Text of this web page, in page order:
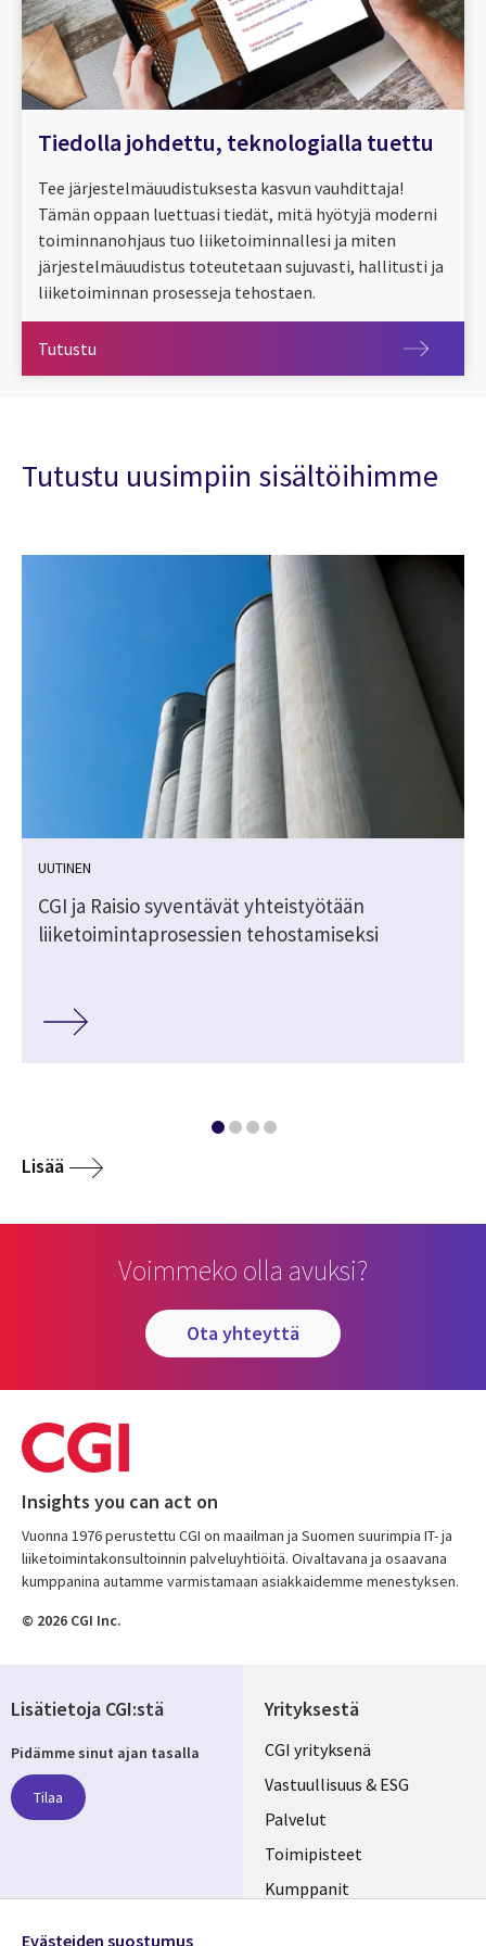
Tiedolla johdettu, teknologialla tuettu
Tee järjestelmäuudistuksesta kasvun vauhdittaja!
Tämän oppaan luettuasi tiedät, mitä hyötyjä moderni
toiminnanohjaus tuo liiketoiminnallesi ja miten
järjestelmäuudistus toteutetaan sujuvasti, hallitusti ja
liiketoiminnan prosesseja tehostaen.
Tutustu
Tutustu uusimpiin sisältöihimme
UUTINEN
CGI ja Raisio syventävät yhteistyötään
liiketoimintaprosessien tehostamiseksi
Lisää
Voimmeko olla avuksi?
ota yhteyttä
Insights you can act on
Vuonna 1976 perustettu CGI on maailman ja Suomen suurimpia IT- ja
liiketoimintakonsultoinnin palveluyhtiöitä. Oivaltavana ja osaavana
kumppanina autamme varmistamaan asiakkaidemme menestyksen.
© 2026 CGI Inc.
Yrityksestä
Useful
links
FINLAND
CGI yrityksenä
Vastuullisuus & ESG
Palvelut
Toimipisteet
Kumppanit
Lisätietoja CGI:stä
Pidämme sinut ajan tasalla
Tilaa
Evästeiden suostumus